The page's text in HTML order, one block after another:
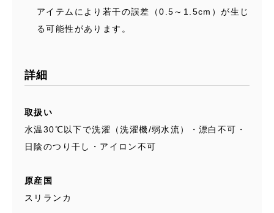
アイテムにより若干の誤差（0.5～1.5cm）が生じ
る可能性があります。
詳細
取扱い
水温30℃以下で洗濯（洗濯機/弱水流）・漂白不可・
日陰のつり干し・アイロン不可
原産国
スリランカ